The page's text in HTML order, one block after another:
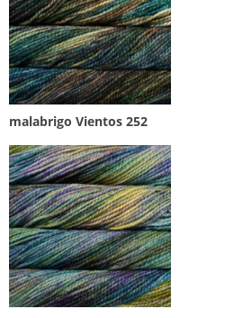
malabrigo Vientos 252